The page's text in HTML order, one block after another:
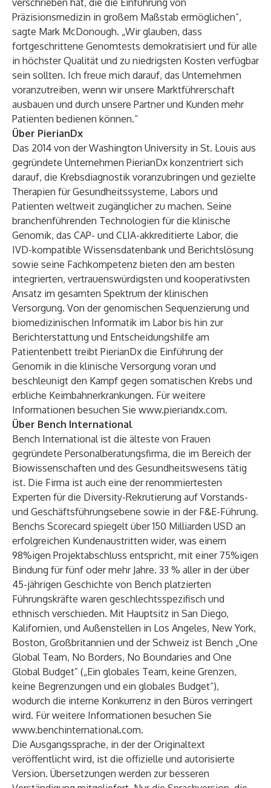
verschrieben hat, die die Einführung von
Präzisionsmedizin in großem Maßstab ermöglichen“,
sagte Mark McDonough. „Wir glauben, dass
fortgeschrittene Genomtests demokratisiert und für alle
in höchster Qualität und zu niedrigsten Kosten verfügbar
sein sollten. Ich freue mich darauf, das Unternehmen
voranzutreiben, wenn wir unsere Marktführerschaft
ausbauen und durch unsere Partner und Kunden mehr
Patienten bedienen können.“
Über PierianDx
Das 2014 von der Washington University in St. Louis aus
gegründete Unternehmen PierianDx konzentriert sich
darauf, die Krebsdiagnostik voranzubringen und gezielte
Therapien für Gesundheitssysteme, Labors und
Patienten weltweit zugänglicher zu machen. Seine
branchenführenden Technologien für die klinische
Genomik, das CAP- und CLIA-akkreditierte Labor, die
IVD-kompatible Wissensdatenbank und Berichtslösung
sowie seine Fachkompetenz bieten den am besten
integrierten, vertrauenswürdigsten und kooperativsten
Ansatz im gesamten Spektrum der klinischen
Versorgung. Von der genomischen Sequenzierung und
biomedizinischen Informatik im Labor bis hin zur
Berichterstattung und Entscheidungshilfe am
Patientenbett treibt PierianDx die Einführung der
Genomik in die klinische Versorgung voran und
beschleunigt den Kampf gegen somatischen Krebs und
erbliche Keimbahnerkrankungen. Für weitere
Informationen besuchen Sie www.pieriandx.com.
Über Bench International
Bench International ist die älteste von Frauen
gegründete Personalberatungsfirma, die im Bereich der
Biowissenschaften und des Gesundheitswesens tätig
ist. Die Firma ist auch eine der renommiertesten
Experten für die Diversity-Rekrutierung auf Vorstands-
und Geschäftsführungsebene sowie in der F&E-Führung.
Benchs Scorecard spiegelt über 150 Milliarden USD an
erfolgreichen Kundenaustritten wider, was einem
98%igen Projektabschluss entspricht, mit einer 75%igen
Bindung für fünf oder mehr Jahre. 33 % aller in der über
45-jährigen Geschichte von Bench platzierten
Führungskräfte waren geschlechtsspezifisch und
ethnisch verschieden. Mit Hauptsitz in San Diego,
Kalifornien, und Außenstellen in Los Angeles, New York,
Boston, Großbritannien und der Schweiz ist Bench „One
Global Team, No Borders, No Boundaries and One
Global Budget” („Ein globales Team, keine Grenzen,
keine Begrenzungen und ein globales Budget“),
wodurch die interne Konkurrenz in den Büros verringert
wird. Für weitere Informationen besuchen Sie
www.benchinternational.com.
Die Ausgangssprache, in der der Originaltext
veröffentlicht wird, ist die offizielle und autorisierte
Version. Übersetzungen werden zur besseren